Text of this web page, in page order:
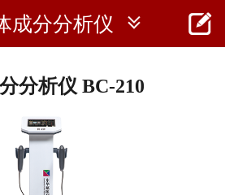
 首页
成分分析仪  
分析仪 BC-210